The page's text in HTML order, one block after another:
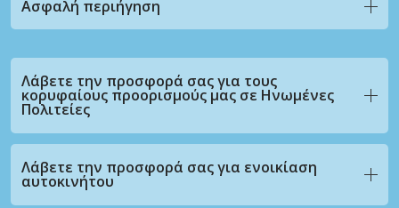
Ασφαλή περιήγηση
Λάβετε την προσφορά σας για τους
κορυφαίους προορισμούς μας σε Ηνωμένες
Πολιτείες
Λάβετε την προσφορά σας για ενοικίαση
αυτοκινήτου